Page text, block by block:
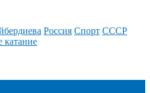
Россия Спорт СССР
катание